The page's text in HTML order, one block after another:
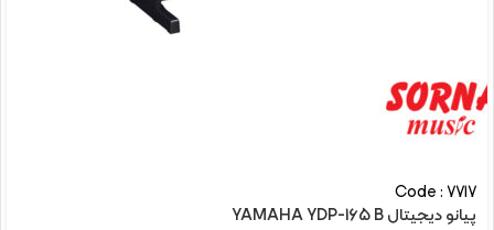
Code : 7717
پیانو دیجیتال YAMAHA YDP-165 B